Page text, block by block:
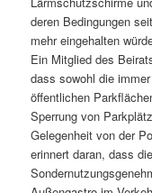
deren Bedingungen
mehr eingehalten
Ein Mitglied des
dass sowohl die
öffentlichen
Sperrung von
Gelegenheit von der
erinnert daran, dass